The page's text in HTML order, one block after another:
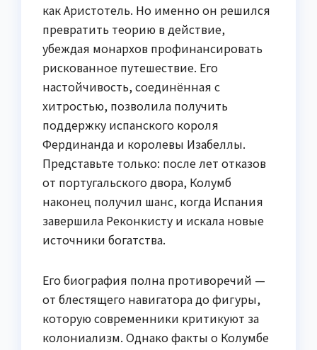
как Аристотель. Но именно он решился
превратить теорию в действие,
убеждая монархов профинансировать
рискованное путешествие. Его
настойчивость, соединённая с
хитростью, позволила получить
поддержку испанского короля
Фердинанда и королевы Изабеллы.
Представьте только: после лет отказов
от португальского двора, Колумб
наконец получил шанс, когда Испания
завершила Реконкисту и искала новые
источники богатства.
Его биография полна противоречий —
от блестящего навигатора до фигуры,
которую современники критикуют за
колониализм. Однако факты о Колумбе